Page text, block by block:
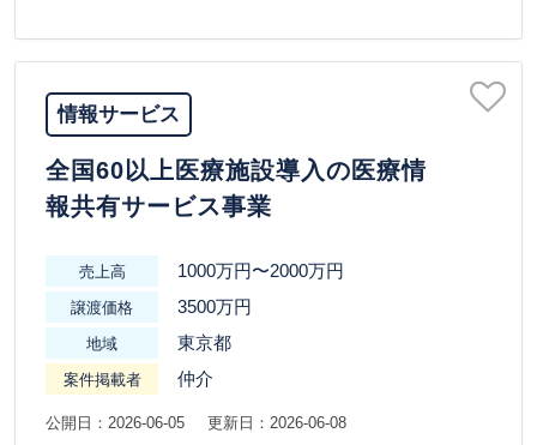
情報サービス
全国60以上医療施設導入の医療情
報共有サービス事業
売上高 1000万円〜2000万円
譲渡価格 3500万円
地域 東京都
案件掲載者 仲介
公開日：2026-06-05 更新日：2026-06-08